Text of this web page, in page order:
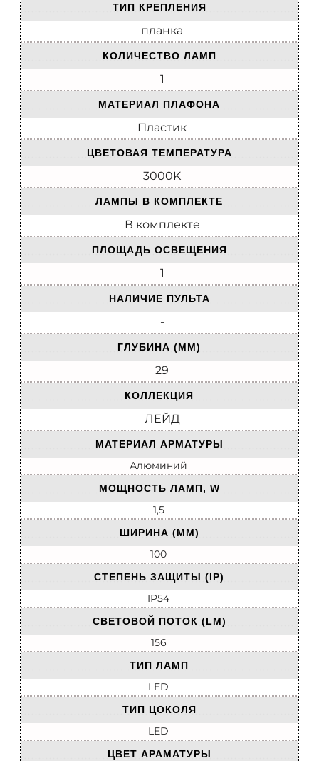
ТИП КРЕПЛЕНИЯ
планка
КОЛИЧЕСТВО ЛАМП
1
МАТЕРИАЛ ПЛАФОНА
Пластик
ЦВЕТОВАЯ ТЕМПЕРАТУРА
3000K
ЛАМПЫ В КОМПЛЕКТЕ
В комплекте
ПЛОЩАДЬ ОСВЕЩЕНИЯ
1
НАЛИЧИЕ ПУЛЬТА
-
ГЛУБИНА (ММ)
29
КОЛЛЕКЦИЯ
ЛЕЙД
МАТЕРИАЛ АРМАТУРЫ
Алюминий
МОЩНОСТЬ ЛАМП, W
1,5
ШИРИНА (ММ)
100
СТЕПЕНЬ ЗАЩИТЫ (IP)
IP54
СВЕТОВОЙ ПОТОК (LM)
156
ТИП ЛАМП
LED
ТИП ЦОКОЛЯ
LED
ЦВЕТ АРАМАТУРЫ